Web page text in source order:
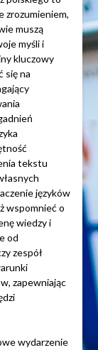
zrozumieniem,
muszą
myśli i
kluczowy
się na
tekstu
języków
wspomnieć o
wiedzy i
od
zespół
zapewniając
wydarzenie